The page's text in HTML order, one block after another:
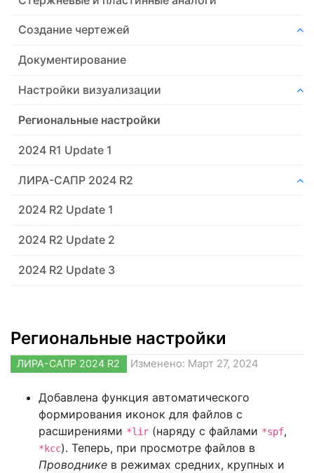
Создание чертежей
Документирование
Настройки визуализации
Региональные настройки
2024 R1 Update 1
ЛИРА-САПР 2024 R2
2024 R2 Update 1
2024 R2 Update 2
2024 R2 Update 3
Региональные настройки
ЛИРА-САПР 2024 R2 Изменено: Март 27, 2024
Добавлена функция автоматического
формирования иконок для файлов с
расширениями *lir (наряду с файлами *spf,
*kcc). Теперь, при просмотре файлов в
Проводнике в режимах средних, крупных и